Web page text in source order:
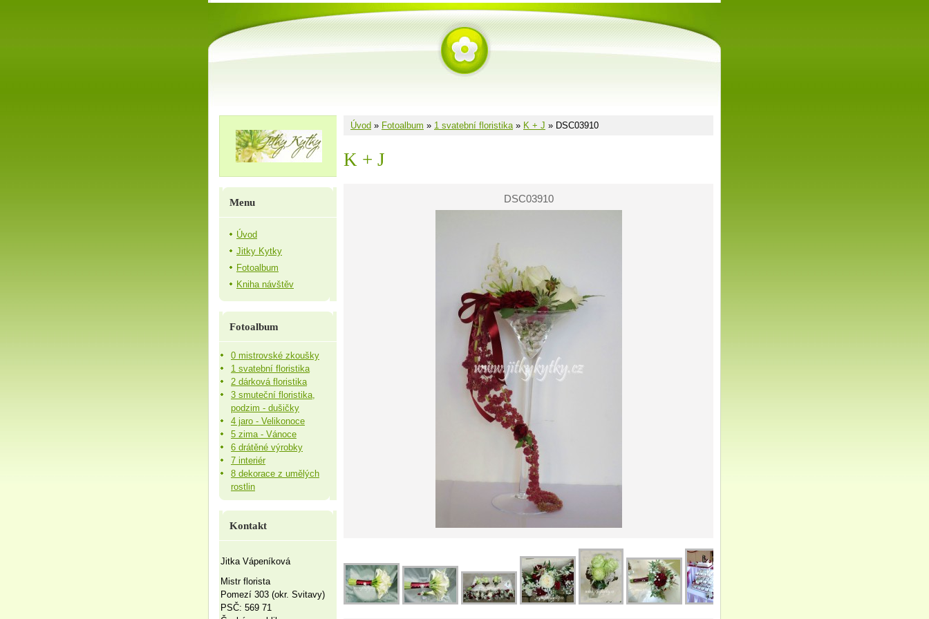
Úvod » Fotoalbum » 1 svatební floristika» K + J » DSC03910
K + J
DSC03910
Menu
Úvod
Jitky Kytky
Fotoalbum
Kniha návštěv
Fotoalbum
0 mistrovské zkoušky
1 svatební floristika
2 dárková floristika
3 smuteční floristika,
podzim - dušičky
4 jaro - Velikonoce
5 zima - Vánoce
6 drátěné výrobky
7 interiér
8 dekorace z umělých
rostlin
Kontakt
Jitka Vápeníková
Mistr florista
Pomezí 303 (okr. Svitavy)
PSČ: 569 71